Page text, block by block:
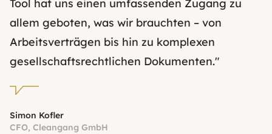
Tool hat uns einen umfassenden Zugang zu
allem geboten, was wir brauchten – von
Arbeitsverträgen bis hin zu komplexen
gesellschaftsrechtlichen Dokumenten."
Simon Kofler
CFO, Cleangang GmbH